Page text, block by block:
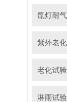
氙灯耐
紫外老
老化试
淋雨试